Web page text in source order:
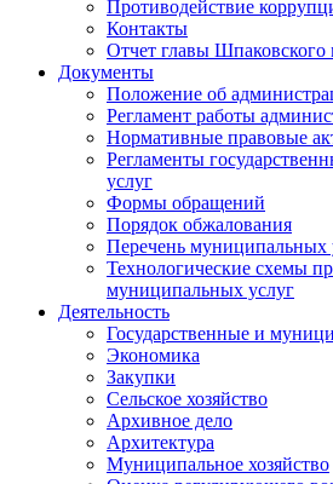
Противодействие
Контакты
Отчет главы Шпаковского
Документы
Положение об
Регламент работы
Нормативные правовые
Регламенты
услуг
Формы обращений
Порядок обжалования
Перечень муниципальных
Технологические схемы
муниципальных услуг
Деятельность
Государственные и
Экономика
Закупки
Сельское хозяйство
Архивное дело
Архитектура
Муниципальное хозяйство